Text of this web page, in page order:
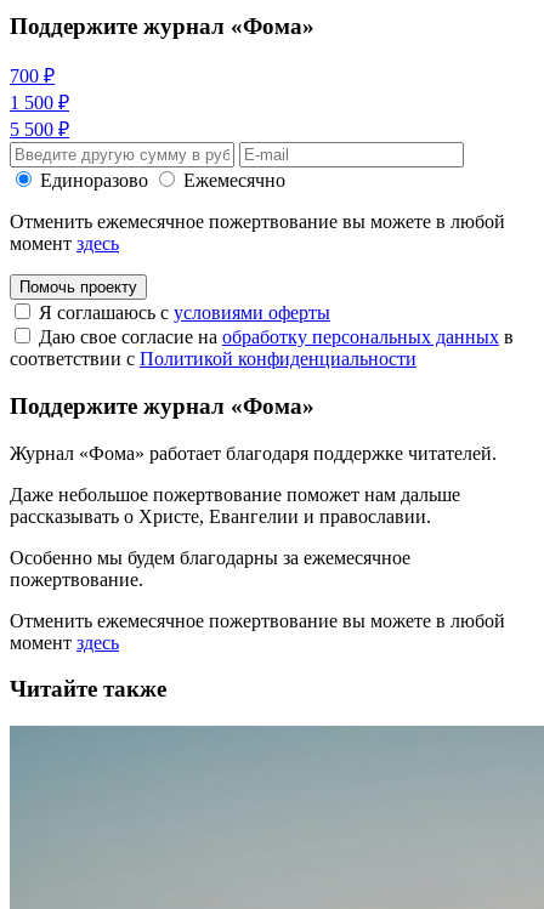
Поддержите журнал «Фома»
700 ₽
1 500 ₽
5 500 ₽
Единоразово
Ежемесячно
Отменить ежемесячное пожертвование вы можете в любой
момент здесь
Помочь проекту
Я соглашаюсь с условиями оферты
Даю свое согласие на обработку персональных данных в
соответствии с Политикой конфиденциальности
Поддержите журнал «Фома»
Журнал «Фома» работает благодаря поддержке читателей.
Даже небольшое пожертвование поможет нам дальше
рассказывать о Христе, Евангелии и православии.
Особенно мы будем благодарны за ежемесячное
пожертвование.
Отменить ежемесячное пожертвование вы можете в любой
момент здесь
Читайте также